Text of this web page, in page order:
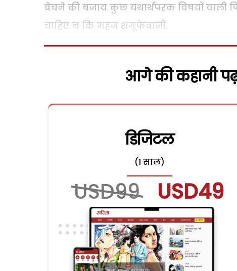
बेचने की बजाय कुछ यथार्थपरक विषयों वाली
चाहिए न कि महज शगूफेबाजी.
आगे की कहानी
डिजिटल
(1 साल)
USD99 USD49